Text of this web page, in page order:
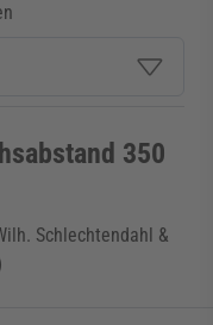
350
Schlechtendahl &